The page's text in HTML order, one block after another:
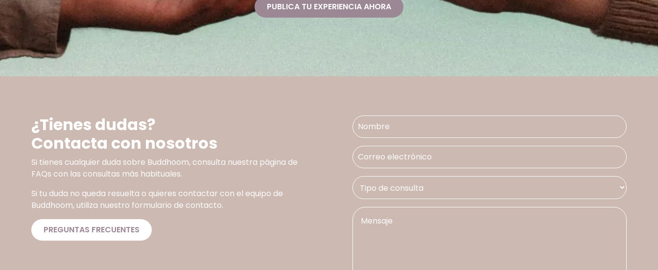
PUBLICA TU EXPERIENCIA AHORA
¿Tienes dudas?
Contacta con nosotros
Si tienes cualquier duda sobre Buddhoom, consulta nuestra página de
FAQs con las consultas más habituales.
Si tu duda no queda resuelta o quieres contactar con el equipo de
Buddhoom, utiliza nuestro formulario de contacto.
PREGUNTAS FRECUENTES